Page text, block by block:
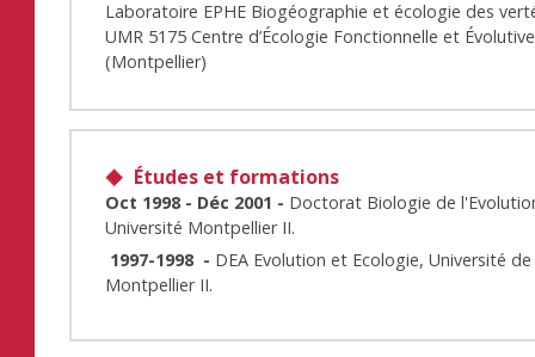
Laboratoire EPHE Biogéographie et écologie des
UMR 5175 Centre d’Écologie Fonctionnelle et Évolutive
(Montpellier)
Études et formations
Oct 1998 - Déc 2001 - Doctorat Biologie de
Université Montpellier II.
1997-1998 - DEA Evolution et Ecologie, Université de
Montpellier II.